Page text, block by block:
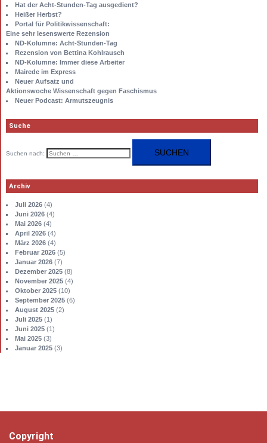
Hat der Acht-Stunden-Tag ausgedient?
Heißer Herbst?
Portal für Politikwissenschaft:
Eine sehr lesenswerte Rezension
ND-Kolumne: Acht-Stunden-Tag
Rezension von Bettina Kohlrausch
ND-Kolumne: Immer diese Arbeiter
Mairede im Express
Neuer Aufsatz und
Aktionswoche Wissenschaft gegen Faschismus
Neuer Podcast: Armutszeugnis
Suche
Suchen nach:
Archiv
Juli 2026(4)
Juni 2026(4)
Mai 2026(4)
April 2026(4)
März 2026(4)
Februar 2026(5)
Januar 2026(7)
Dezember 2025(8)
November 2025(4)
Oktober 2025(10)
September 2025(6)
August 2025(2)
Juli 2025(1)
Juni 2025(1)
Mai 2025(3)
Januar 2025(3)
Copyright